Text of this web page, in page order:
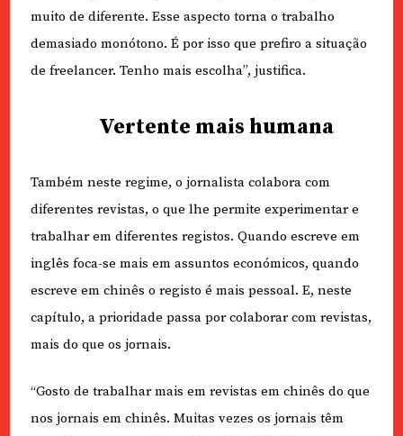
muito de diferente. Esse aspecto torna o trabalho
demasiado monótono. É por isso que prefiro a situação
de freelancer. Tenho mais escolha”, justifica.
Vertente mais humana
Também neste regime, o jornalista colabora com
diferentes revistas, o que lhe permite experimentar e
trabalhar em diferentes registos. Quando escreve em
inglês foca-se mais em assuntos económicos, quando
escreve em chinês o registo é mais pessoal. E, neste
capítulo, a prioridade passa por colaborar com revistas,
mais do que os jornais.
“Gosto de trabalhar mais em revistas em chinês do que
nos jornais em chinês. Muitas vezes os jornais têm